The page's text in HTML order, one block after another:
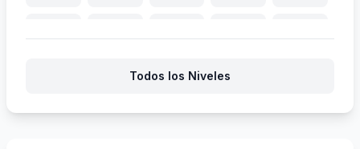
Todos los Niveles